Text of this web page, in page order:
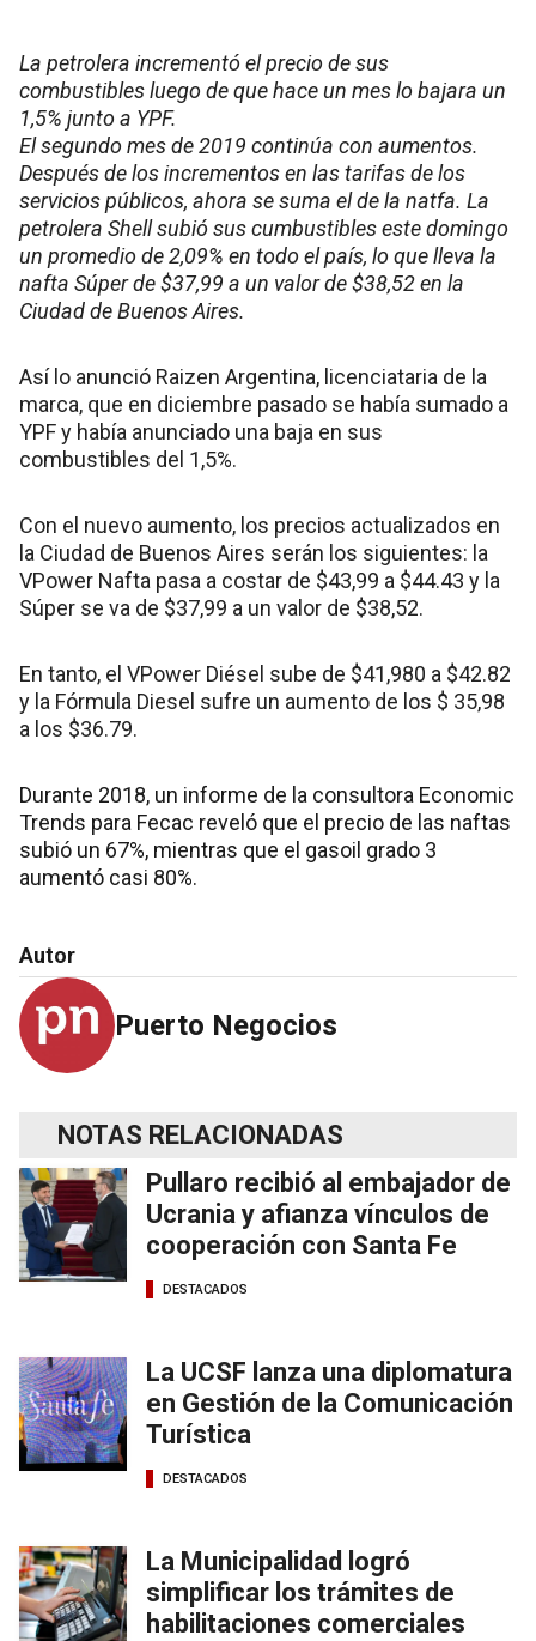
La petrolera incrementó el precio de sus
combustibles luego de que hace un mes lo bajara un
1,5% junto a YPF.
El segundo mes de 2019 continúa con aumentos.
Después de los incrementos en las tarifas de los
servicios públicos, ahora se suma el de la natfa. La
petrolera Shell subió sus cumbustibles este domingo
un promedio de 2,09% en todo el país, lo que lleva la
nafta Súper de $37,99 a un valor de $38,52 en la
Ciudad de Buenos Aires.
Así lo anunció Raizen Argentina, licenciataria de la
marca, que en diciembre pasado se había sumado a
YPF y había anunciado una baja en sus
combustibles del 1,5%.
Con el nuevo aumento, los precios actualizados en
la Ciudad de Buenos Aires serán los siguientes: la
VPower Nafta pasa a costar de $43,99 a $44.43 y la
Súper se va de $37,99 a un valor de $38,52.
En tanto, el VPower Diésel sube de $41,980 a $42.82
y la Fórmula Diesel sufre un aumento de los $ 35,98
a los $36.79.
Durante 2018, un informe de la consultora Economic
Trends para Fecac reveló que el precio de las naftas
subió un 67%, mientras que el gasoil grado 3
aumentó casi 80%.
Autor
Puerto Negocios
NOTAS RELACIONADAS
Pullaro recibió al embajador de
Ucrania y afianza vínculos de
cooperación con Santa Fe
DESTACADOS
La UCSF lanza una diplomatura
en Gestión de la Comunicación
Turística
DESTACADOS
La Municipalidad logró
simplificar los trámites de
habilitaciones comerciales